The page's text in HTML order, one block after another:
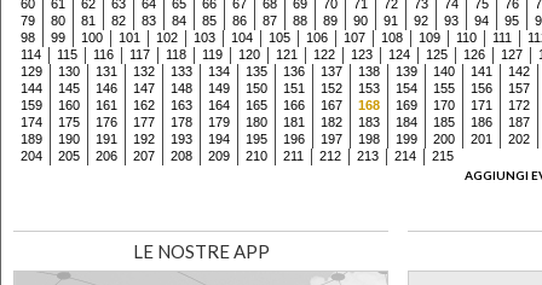
60 61 62 63 64 65 66 67 68 69 70 71 72 73 74 75 76
79
80 81 82 83 84 85 86 87 88 89 90 91 92 93 94 95
98
99 100 101 102 103 104 105 106 107 108 109 110 111
114
115 116 117 118 119 120 121 122 123 124 125 126 127
129
130 131 132 133 134 135 136 137 138 139 140 141
142
144
145 146 147 148 149 150 151 152 153 154 155 156
157
159
160 161 162 163 164 165 166 167 168 169 170 171
172
174
175 176 177 178 179 180 181 182 183 184 185 186
187
189
190 191 192 193 194 195 196 197 198 199 200 201
202
204
205 206 207 208 209 210 211 212 213 214
215
AGGIUNGI
LE NOSTRE APP